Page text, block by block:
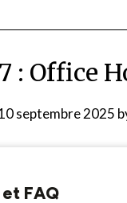
: Office
septembre 2025